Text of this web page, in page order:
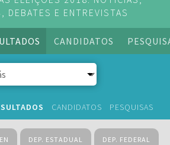
DEBATES E ENTREVISTAS
CANDIDATOS
CANDIDATOS PESQUISAS
DEP. ESTADUAL DEP. FEDERAL